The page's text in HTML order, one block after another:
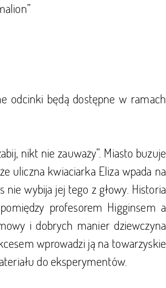
odcinki będą dostępne w ramach
nikt nie zauważy”. Miasto buzuje
uliczna kwiaciarka Eliza wpada na
wybija jej tego z głowy. Historia
profesorem Higginsem a
i dobrych manier dziewczyna
wprowadzi ją na towarzyskie
do eksperymentów.